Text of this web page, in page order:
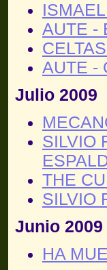
AUTE -
AUTE -
Julio 2009
SILVIO
THE
SILVIO
Junio 2009
HA